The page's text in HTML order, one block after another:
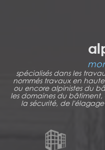
spécialisés dans les
nommés travaux en
ou encore alpinistes du
les domaines du
la sécurité, de